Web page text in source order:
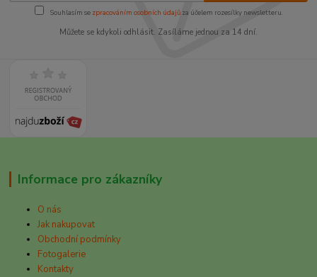
Souhlasím se zpracováním osobních údajůza účelem rozesílky newsletteru.
Můžete se kdykoli odhlásit. Zasíláme jednou za 14 dní.
Informace pro zákazníky
O nás
Jak nakupovat
Obchodní podmínky
Fotogalerie
Kontakty